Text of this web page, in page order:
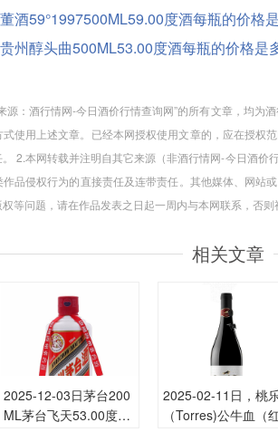
酒59°1997500ML59.00度酒每瓶的价格
州醇头曲500ML53.00度酒每瓶的价格是
源：酒行情网-今日酒价行情查询网”的所有文章，均为
使用上述文章。已经本网授权使用文章的，应在授权
2.本网转载并注明自其它来源（非酒行情网-今日酒
品侵权行为的直接责任及连带责任。其他媒体、网站
等问题，请在作品发表之日起一周内与本网联系，否则
相关文章
2025-12-03日茅台200
ML茅台飞天53.00度酒
2025-02-11日，桃
（Torres)公牛血（